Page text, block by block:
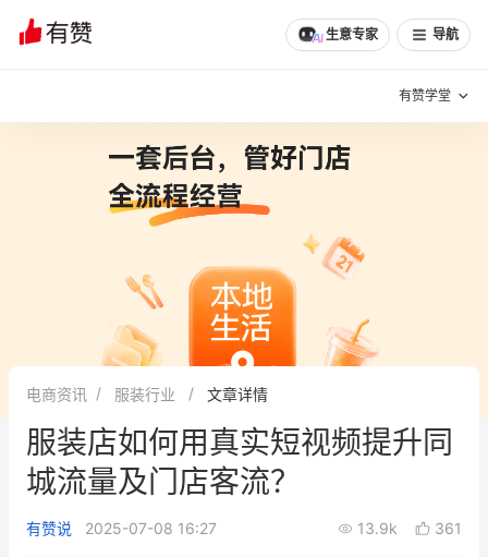
生意专家 导航
有赞学堂
增长方法
有赞专家说
新零售最佳实践
面对面聊增长
新零售大会 新零售茶会
电商资讯 服装行业 文章详情
服装店如何用真实短视频提升同
城流量及门店客流？
有赞说 2025-07-08 16:27 13.9k 361